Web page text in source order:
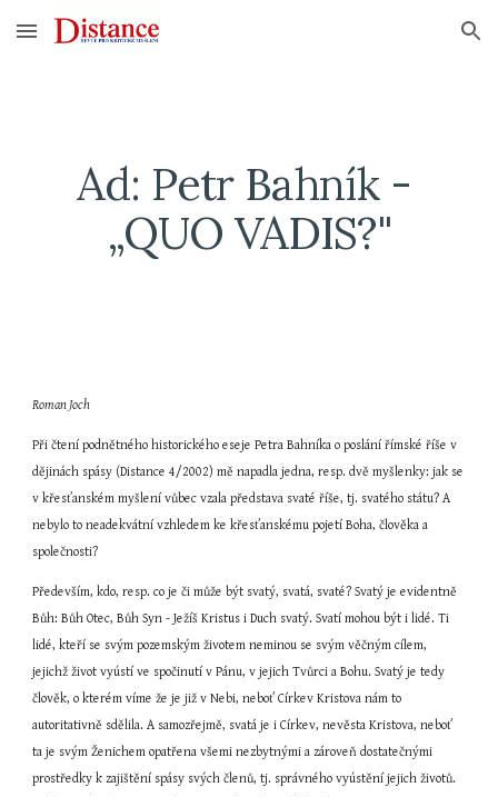
Skip to main content Skip to navigation
Ad: Petr Bahník -
„QUO VADIS?"
Roman Joch
Při čtení podnětného historického eseje Petra Bahníka o poslání římské říše v
dějinách spásy (Distance 4/2002) mě napadla jedna, resp. dvě myšlenky: jak se
v křesťanském myšlení vůbec vzala představa svaté říše, tj. svatého státu? A
nebylo to neadekvátní vzhledem ke křesťanskému pojetí Boha, člověka a
společnosti?
Především, kdo, resp. co je či může být svatý, svatá, svaté? Svatý je evidentně
Bůh: Bůh Otec, Bůh Syn - Ježíš Kristus i Duch svatý. Svatí mohou být i lidé. Ti
lidé, kteří se svým pozemským životem neminou se svým věčným cílem,
jejichž život vyústí ve spočinutí v Pánu, v jejich Tvůrci a Bohu. Svatý je tedy
člověk, o kterém víme že je již v Nebi, neboť Církev Kristova nám to
autoritativně sdělila. A samozřejmě, svatá je i Církev, nevěsta Kristova, neboť
ta je svým Ženichem opatřena všemi nezbytnými a zároveň dostatečnými
prostředky k zajištění spásy svých členů, tj. správného vyústění jejich životů.